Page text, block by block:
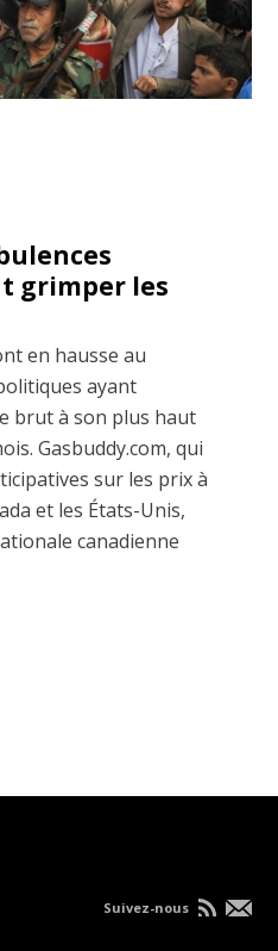
grimper les
en hausse au
ayant
brut à son plus haut
Gasbuddy.com, qui
sur les prix à
et les États-Unis,
canadienne
Suivez-nous